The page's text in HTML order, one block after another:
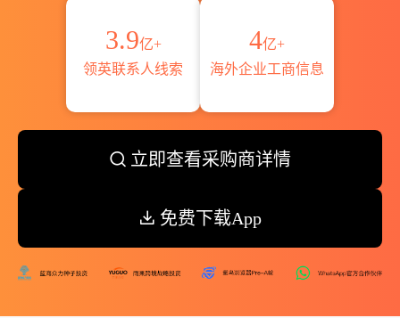
3.9亿+
领英联系人线索
4亿+
海外企业工商信息
立即查看采购商详情
免费下载App